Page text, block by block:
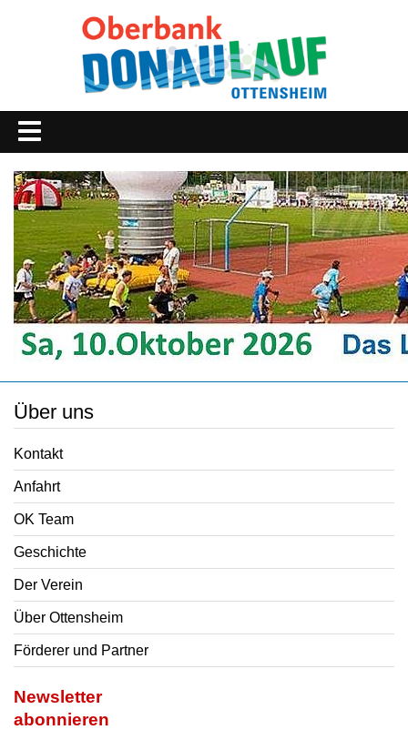
Über uns
Kontakt
Anfahrt
OK Team
Geschichte
Der Verein
Über Ottensheim
Förderer und Partner
Newsletter
abonnieren